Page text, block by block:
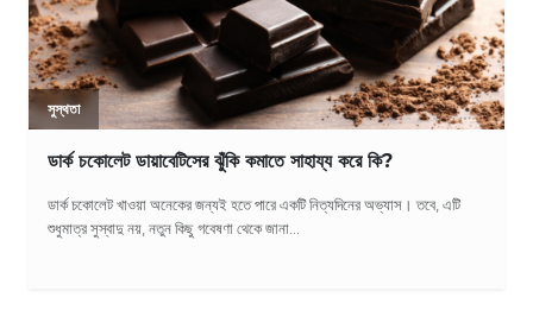
সুস্থতা
ডার্ক চকোলেট ডায়াবেটিসের ঝুঁকি কমাতে সাহায্য করে কি?
ডার্ক চকোলেট খাওয়া অনেকের জন্যই হতে পারে একটি নিত্যদিনের অভ্যাস। তবে, এটি
শুধুমাত্র সুস্বাদু নয়, নতুন কিছু গবেষণা থেকে জানা...